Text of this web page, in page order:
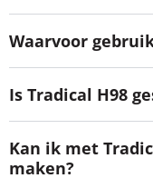
Waarvoor
Is Tradical H98
Kan ik met
maken?